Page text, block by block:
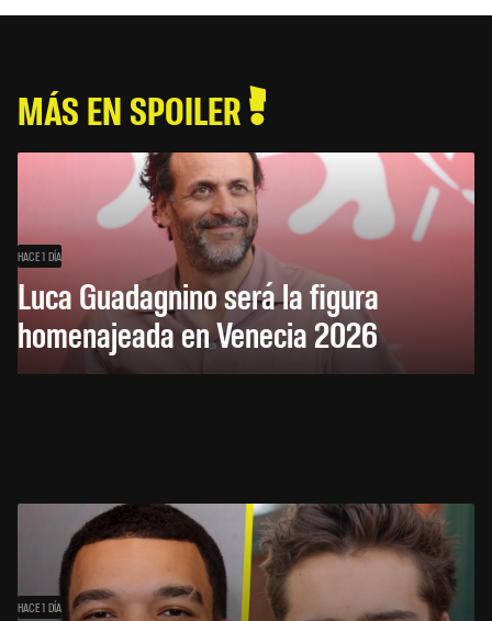
MÁS EN SPOILER
HACE 1 DÍA
Luca Guadagnino será la figura
homenajeada en Venecia 2026
HACE 1 DÍA